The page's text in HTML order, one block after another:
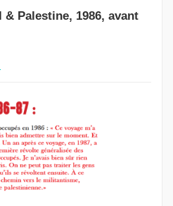
Palestine, 1986, avant